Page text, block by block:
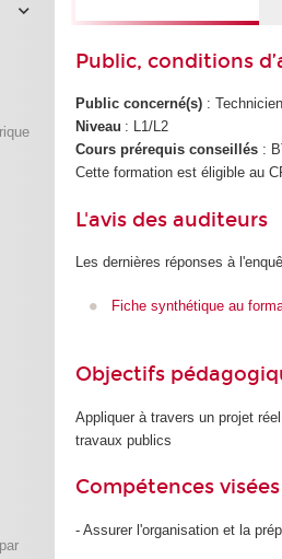
Public, conditions
Public concerné(s) :
Niveau : L1/L2
Cours prérequis conseillés :
Cette formation est éligible au
L'avis des auditeurs
Les dernières réponses à
Fiche synthétique au
Objectifs
Appliquer à travers un projet
travaux publics
Compétences visées
- Assurer l'organisation et la